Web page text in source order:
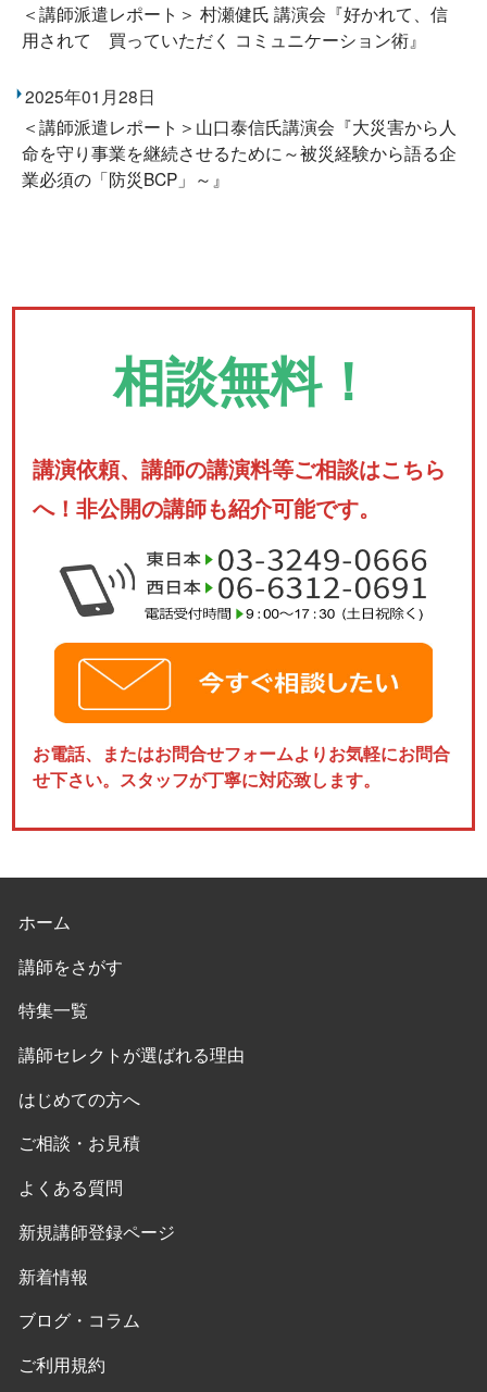
＜講師派遣レポート＞ 村瀬健氏 講演会『好かれて、信
用されて 買っていただく コミュニケーション術』
2025年01月28日
＜講師派遣レポート＞山口泰信氏講演会『大災害から人
命を守り事業を継続させるために～被災経験から語る企
業必須の「防災BCP」～』
相談無料！
講演依頼、講師の講演料等ご相談はこちら
へ！非公開の講師も紹介可能です。
お電話、またはお問合せフォームよりお気軽にお問合
せ下さい。スタッフが丁寧に対応致します。
ホーム
講師をさがす
特集一覧
講師セレクトが選ばれる理由
はじめての方へ
ご相談・お見積
よくある質問
新規講師登録ページ
新着情報
ブログ・コラム
ご利用規約